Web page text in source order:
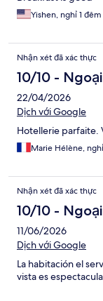
Yishen, nghỉ 1 đêm
Nhận xét đã xác thực
10/10 -
22/04/2026
Dịch với Google
Hotellerie parfaite.
Marie Hélène,
Nhận xét đã xác thực
10/10 -
11/06/2026
Dịch với Google
La habitación el
vista es